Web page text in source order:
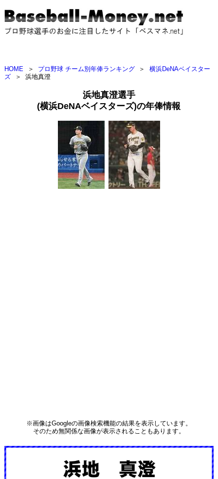
HOME ＞ プロ野球 チーム別年俸ランキング ＞
横浜DeNAベイスター
ズ
＞ 浜地真澄
浜地真澄選手
(横浜DeNAベイスターズ)の年俸情報
※画像はGoogleの画像検索機能の結果を表示しています。
そのため無関係な画像が表示されることもあります。